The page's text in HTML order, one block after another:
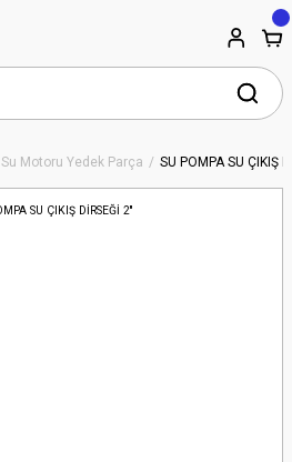
Su Motoru Yedek Parça SU POMPA SU ÇIKIŞ